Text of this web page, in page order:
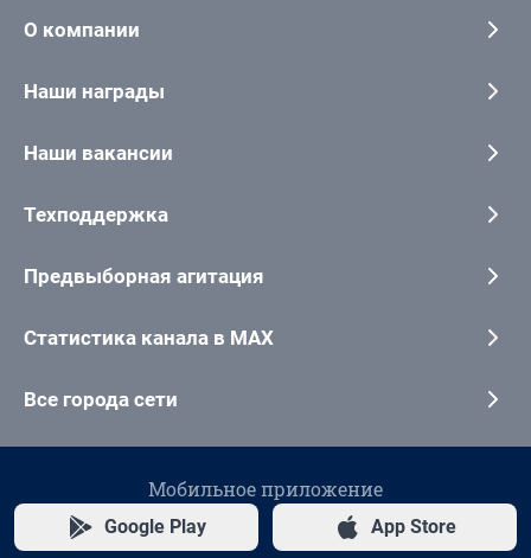
О компании
Наши награды
Наши вакансии
Техподдержка
Предвыборная агитация
Статистика канала в MAX
Все города сети
Мобильное приложение
Google Play App Store